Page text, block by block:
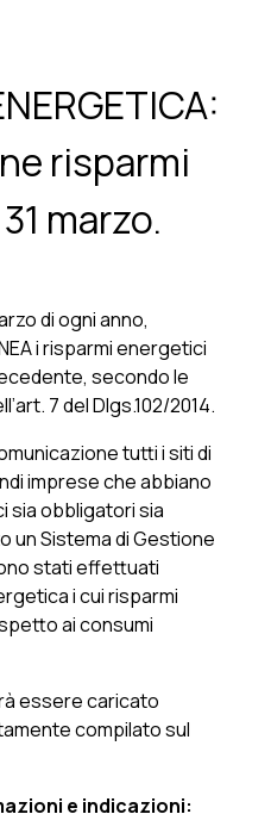
risparmi
marzo.
di ogni anno,
i risparmi energetici
secondo le
7 del Dlgs.102/2014.
tutti i siti di
imprese che abbiano
obbligatori sia
un Sistema di Gestione
stati effettuati
i cui risparmi
ai consumi
essere caricato
compilato sul
e indicazioni: